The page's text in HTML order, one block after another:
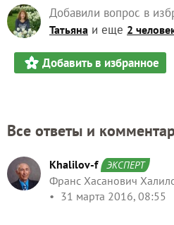
Добавили вопрос в
Татьяна и еще 2
Добавить в избранное
Все ответы и
Khalilov-f ЭКСПЕРТ
Франс Хасанович
31 марта 2016, 08:55